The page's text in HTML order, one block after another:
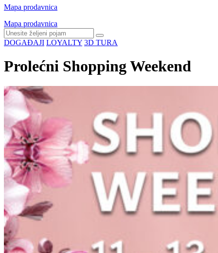
Mapa prodavnica
Mapa prodavnica
DOGAĐAJI LOYALTY 3D TURA
Prolećni Shopping Weekend